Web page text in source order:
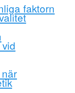
faktorn